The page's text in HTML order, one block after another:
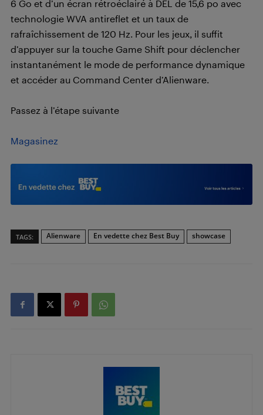
6 Go et d’un écran rétroéclairé à DEL de 15,6 po avec
technologie WVA antireflet et un taux de
rafraîchissement de 120 Hz. Pour les jeux, il suffit
d’appuyer sur la touche Game Shift pour déclencher
instantanément le mode de performance dynamique
et accéder au Command Center d’Alienware.
Passez à l’étape suivante
Magasinez
TAGS: Alienware En vedette chez Best Buy showcase